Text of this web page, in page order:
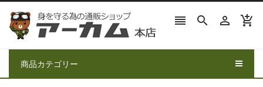
   
商品カテゴリー